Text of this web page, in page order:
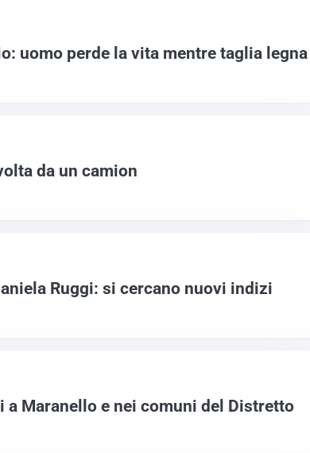
uomo perde la vita mentre taglia legna
da un camion
Ruggi: si cercano nuovi indizi
a Maranello e nei comuni del Distretto